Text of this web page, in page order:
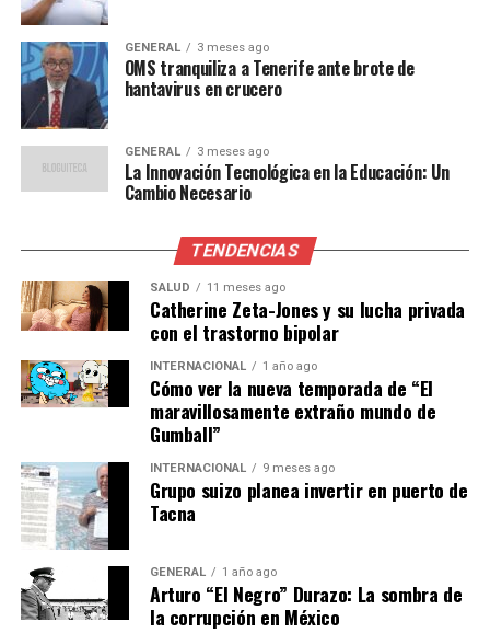
“A diferencia de los años
70, hoy en día tenemos
herramientas monetarias
más sofisticadas y una
mayor interconexión
económica global que
pueden ayudar a mitigar
los efectos de la inflación.”
Además, el Banco Central Europeo ha indicado que
considera la inflación como un fenómeno temporal,
impulsado por factores transitorios que deberían
estabilizarse en los próximos meses.
Impacto en los Hogares y la
Economía
El impacto de la inflación se siente de manera más aguda
en los hogares de ingresos bajos y medios, que destinan
GENERAL 3 meses ago
OMS tranquiliza a Tenerife ante brote de
hantavirus en crucero
GENERAL 3 meses ago
La Innovación Tecnológica en la Educación: Un
Cambio Necesario
TENDENCIAS
SALUD 11 meses ago
Catherine Zeta-Jones y su lucha privada
con el trastorno bipolar
INTERNACIONAL 1 año ago
Cómo ver la nueva temporada de “El
maravillosamente extraño mundo de
Gumball”
INTERNACIONAL 9 meses ago
Grupo suizo planea invertir en puerto de
Tacna
GENERAL 1 año ago
Arturo “El Negro” Durazo: La sombra de
la corrupción en México